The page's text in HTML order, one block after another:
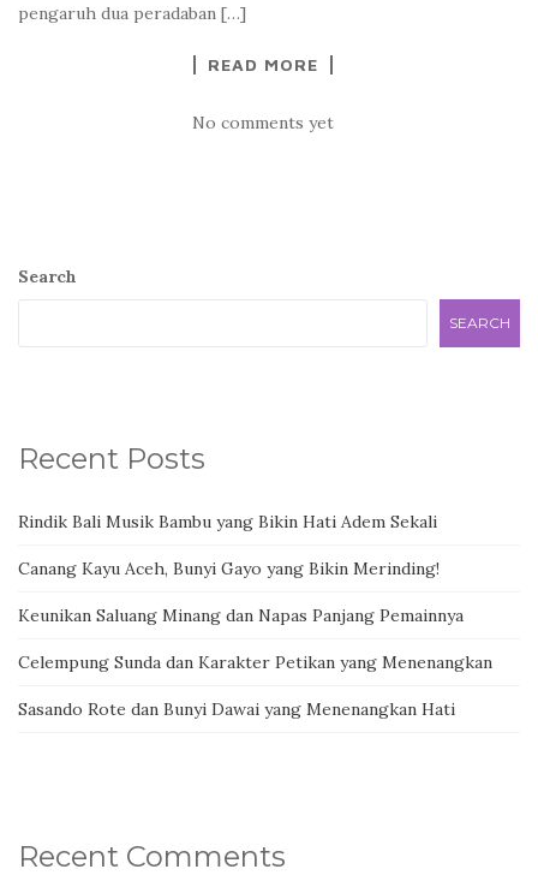
pengaruh dua peradaban […]
READ MORE
No comments yet
Search
SEARCH
Recent Posts
Rindik Bali Musik Bambu yang Bikin Hati Adem Sekali
Canang Kayu Aceh, Bunyi Gayo yang Bikin Merinding!
Keunikan Saluang Minang dan Napas Panjang Pemainnya
Celempung Sunda dan Karakter Petikan yang Menenangkan
Sasando Rote dan Bunyi Dawai yang Menenangkan Hati
Recent Comments